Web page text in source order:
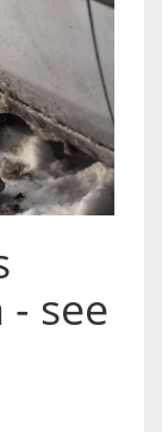
see